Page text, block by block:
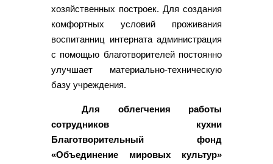
хозяйственных построек. Для создания
комфортных условий проживания
воспитанниц интерната администрация
с помощью благотворителей постоянно
улучшает материально-техническую
базу учреждения.
Для облегчения работы
сотрудников кухни
Благотворительный фонд
«Объединение мировых культур»